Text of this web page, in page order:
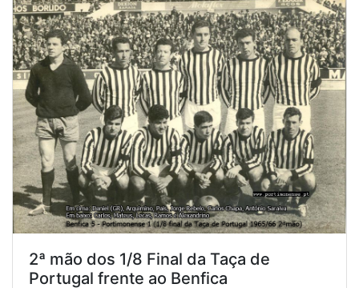
2ª mão dos 1/8 Final da Taça de
Portugal frente ao Benfica